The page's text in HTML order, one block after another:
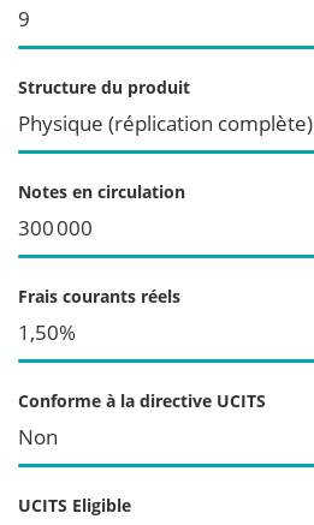
9
Structure du produit
Physique (réplication complète)
Notes en circulation
300 000
Frais courants réels
1,50%
Conforme à la directive UCITS
Non
UCITS Eligible